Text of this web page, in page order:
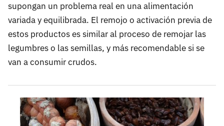
supongan un problema real en una alimentación
variada y equilibrada. El remojo o activación previa de
estos productos es similar al proceso de remojar las
legumbres o las semillas, y más recomendable si se
van a consumir crudos.